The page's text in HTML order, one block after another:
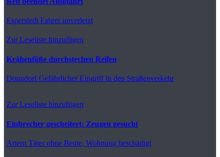
Esperstedt Fahrer unverletzt
Zur Leseliste hinzufügen
Krähenfüße durchstechen Reifen
DonndorfGefährlicher Eingriff in den Straßenverkehr
Zur Leseliste hinzufügen
Einbrecher gescheitert: Zeugen gesucht
Artern Täter ohne Beute, Wohnung beschädigt